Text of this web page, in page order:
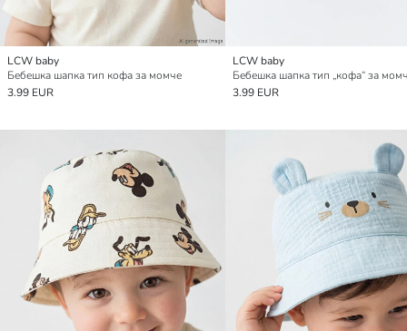
LCW baby
Бебешка шапка тип кофа за момче
3.99 EUR
LCW baby
3.99 EUR